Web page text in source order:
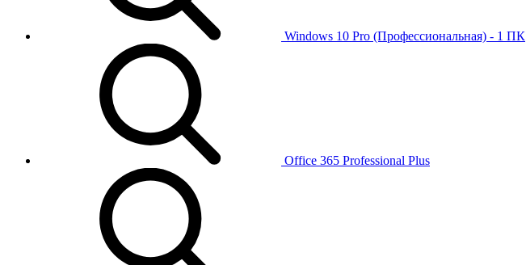
Windows 10 Pro (Профессиональная) - 1 ПК
Office 365 Professional Plus